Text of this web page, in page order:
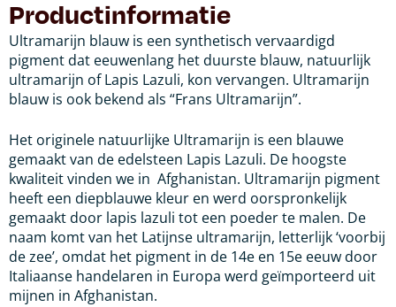
Productinformatie
Ultramarijn blauw is een synthetisch vervaardigd
pigment dat eeuwenlang het duurste blauw, natuurlijk
ultramarijn of Lapis Lazuli, kon vervangen. Ultramarijn
blauw is ook bekend als “Frans Ultramarijn”.
Het originele natuurlijke Ultramarijn is een blauwe
gemaakt van de edelsteen Lapis Lazuli. De hoogste
kwaliteit vinden we in Afghanistan. Ultramarijn pigment
heeft een diepblauwe kleur en werd oorspronkelijk
gemaakt door lapis lazuli tot een poeder te malen. De
naam komt van het Latijnse ultramarijn, letterlijk ‘voorbij
de zee’, omdat het pigment in de 14e en 15e eeuw door
Italiaanse handelaren in Europa werd geïmporteerd uit
mijnen in Afghanistan.